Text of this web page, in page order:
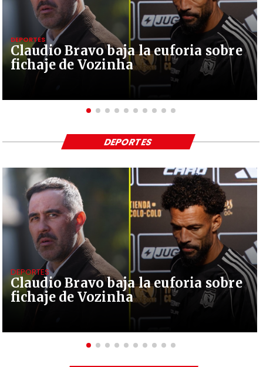
Claudio Bravo baja la euforia sobre
fichaje de Vozinha
DEPORTES
Claudio Bravo baja la euforia sobre
fichaje de Vozinha
DEPORTES
DEPORTES